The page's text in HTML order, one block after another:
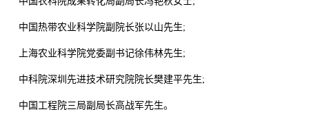
中国热带农业科学院副院长张以山先生;
上海农业科学院党委副书记徐伟林先生;
中科院深圳先进技术研究院院长樊建平先生;
中国工程院三局副局长高战军先生。